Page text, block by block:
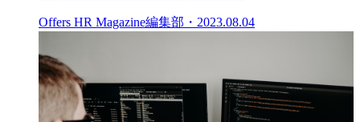
Offers HR Magazine編集部 ・ 2023.08.04